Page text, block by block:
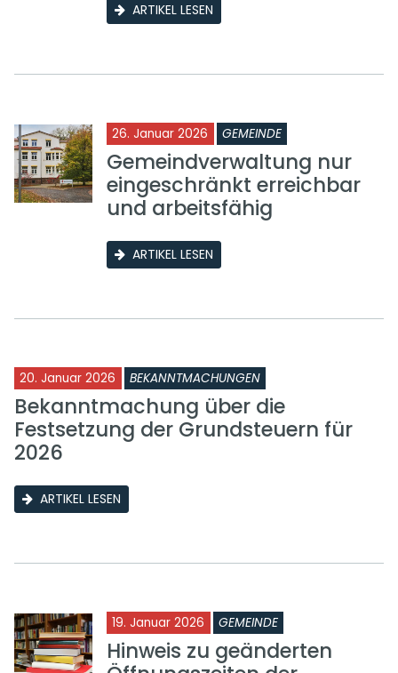
ARTIKEL LESEN
26. Januar 2026 GEMEINDE
Gemeindverwaltung nur
eingeschränkt erreichbar
und arbeitsfähig
ARTIKEL LESEN
20. Januar 2026 BEKANNTMACHUNGEN
Bekanntmachung über die
Festsetzung der Grundsteuern für
2026
ARTIKEL LESEN
19. Januar 2026 GEMEINDE
Hinweis zu geänderten